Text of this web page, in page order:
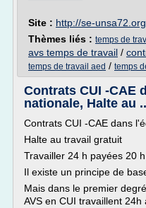
Site : http://se-unsa72.org
Thèmes liés : temps de
avs temps de travail /
temps de travail aed / temps
Contrats CUI -CAE
nationale, Halte au
Contrats CUI -CAE dans
Halte au travail gratuit
Travailler 24 h payées 20
Il existe un principe de
Mais dans le premier
AVS en CUI travaillent